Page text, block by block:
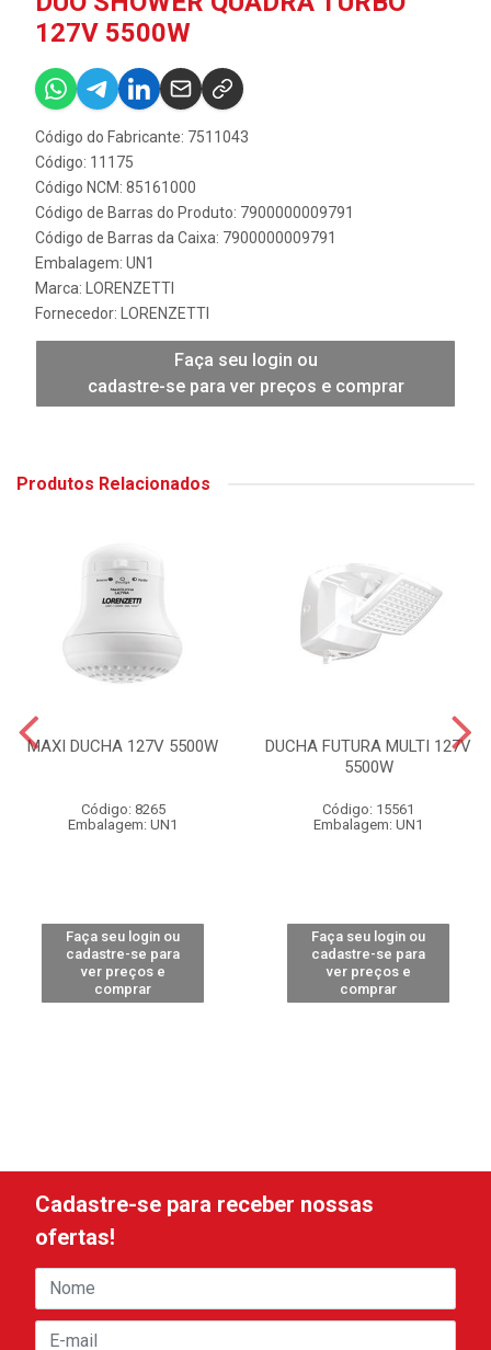
127V 5500W
Código do Fabricante: 7511043
Código: 11175
Código NCM: 85161000
Código de Barras do Produto: 7900000009791
Código de Barras da Caixa: 7900000009791
Embalagem: UN1
Marca:
LORENZETTI
Fornecedor:
LORENZETTI
Faça seu login ou
cadastre-se para ver preços e comprar
Produtos Relacionados
MAXI DUCHA 127V 5500W
Código: 8265
Embalagem: UN1
Faça seu login ou
cadastre-se para
ver preços e
comprar
DUCHA FUTURA MULTI 127V
5500W
Código: 15561
Embalagem: UN1
Faça seu login ou
cadastre-se para
ver preços e
comprar
Cadastre-se para receber nossas
ofertas!